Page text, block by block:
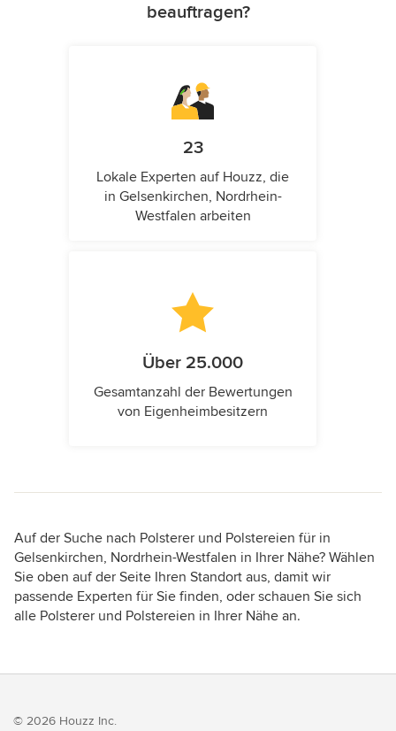
beauftragen?
23
Lokale Experten auf Houzz, die
in Gelsenkirchen, Nordrhein-
Westfalen arbeiten
Über 25.000
Gesamtanzahl der Bewertungen
von Eigenheimbesitzern
Auf der Suche nach Polsterer und Polstereien für in
Gelsenkirchen, Nordrhein-Westfalen in Ihrer Nähe? Wählen
Sie oben auf der Seite Ihren Standort aus, damit wir
passende Experten für Sie finden, oder schauen Sie sich
alle Polsterer und Polstereien in Ihrer Nähe an.
© 2026 Houzz Inc.